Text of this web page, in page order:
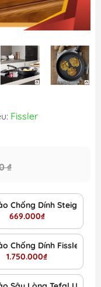
Fissler
₫
Comfort 24cm
Chống Dính Steiger
669.000₫
- Siêu Sale 2026
Chống Dính Fissler
1.750.000₫